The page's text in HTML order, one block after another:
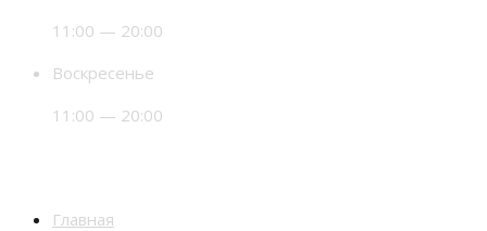
11:00 — 20:00
Воскресенье
11:00 — 20:00
Главная